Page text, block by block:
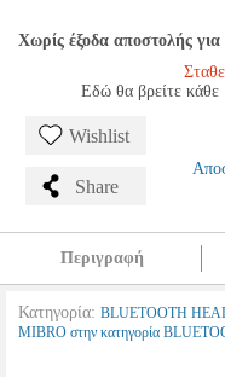
Χωρίς έξοδα αποστολής
Εδώ θα βρείτε κάθε
Wishlist
Share
Περιγραφή
Κατηγορία: BLUETOOTH
MIBRO στην κατηγορία